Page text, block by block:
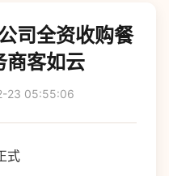
司全资收购餐
商客如云
23 05:55:06
式